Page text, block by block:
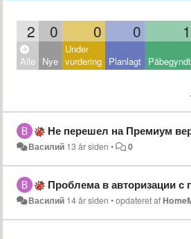
2 0 0 0 1
Alle Nye
Under
vurdering Planlagt Påbegyndt
Не перешел на Премиум
Василий 13 år siden • 0
Проблема в авторизации с
Василий 14 år siden •opdateret af